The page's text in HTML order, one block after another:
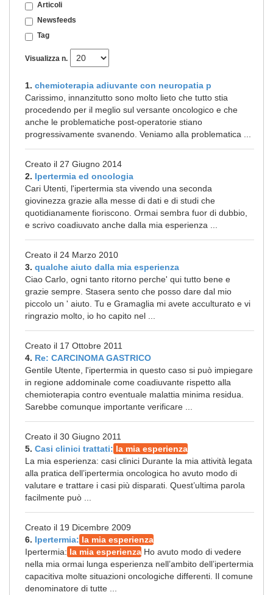
Articoli
Newsfeeds
Tag
Visualizza n.
1. chemioterapia adiuvante con neuropatia p
Carissimo, innanzitutto sono molto lieto che tutto stia
procedendo per il meglio sul versante oncologico e che
anche le problematiche post-operatorie stiano
progressivamente svanendo. Veniamo alla problematica ...
Creato il 27 Giugno 2014
2. Ipertermia ed oncologia
Cari Utenti, l'ipertermia sta vivendo una seconda
giovinezza grazie alla messe di dati e di studi che
quotidianamente fioriscono. Ormai sembra fuor di dubbio,
e scrivo coadiuvato anche dalla mia esperienza ...
Creato il 24 Marzo 2010
3. qualche aiuto dalla mia esperienza
Ciao Carlo, ogni tanto ritorno perche' qui tutto bene e
grazie sempre. Stasera sento che posso dare dal mio
piccolo un ' aiuto. Tu e Gramaglia mi avete acculturato e vi
ringrazio molto, io ho capito nel ...
Creato il 17 Ottobre 2011
4. Re: CARCINOMA GASTRICO
Gentile Utente, l'ipertermia in questo caso si può impiegare
in regione addominale come coadiuvante rispetto alla
chemioterapia contro eventuale malattia minima residua.
Sarebbe comunque importante verificare ...
Creato il 30 Giugno 2011
5. Casi clinici trattati: la mia esperienza
La mia esperienza: casi clinici Durante la mia attività legata
alla pratica dell’ipertermia oncologica ho avuto modo di
valutare e trattare i casi più disparati. Quest’ultima parola
facilmente può ...
Creato il 19 Dicembre 2009
6. Ipertermia: la mia esperienza
Ipertermia: la mia esperienza Ho avuto modo di vedere
nella mia ormai lunga esperienza nell’ambito dell’ipertermia
capacitiva molte situazioni oncologiche differenti. Il comune
denominatore di tutte ...